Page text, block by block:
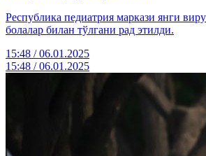
Республика педиатрия маркази янги
болалар билан тўлгани рад этилди.
15:48 / 06.01.2025
15:48 / 06.01.2025